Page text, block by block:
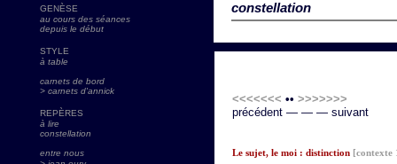
constellation
GENÈSE
au cours des séances
depuis le début
STYLE
à table
carnets de bord
> carnets d'annick
REPÈRES
à lire
constellation
entre nous
<<<<<<< •• >>>>>>>
précédent — — — suivant
Le sujet, le moi : distinction [contexte